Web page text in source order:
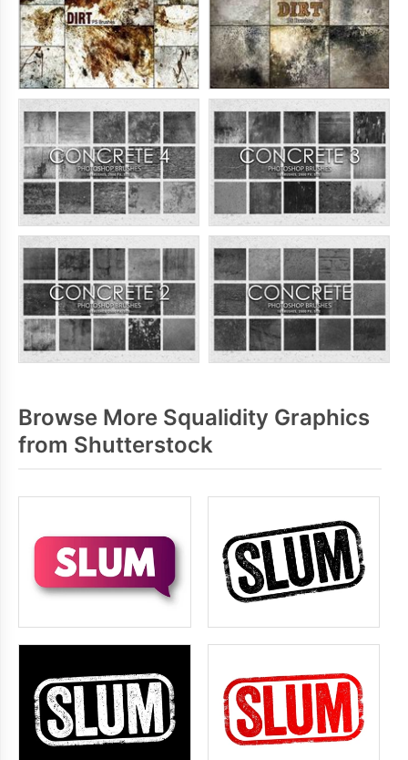
Browse More Squalidity Graphics
from Shutterstock